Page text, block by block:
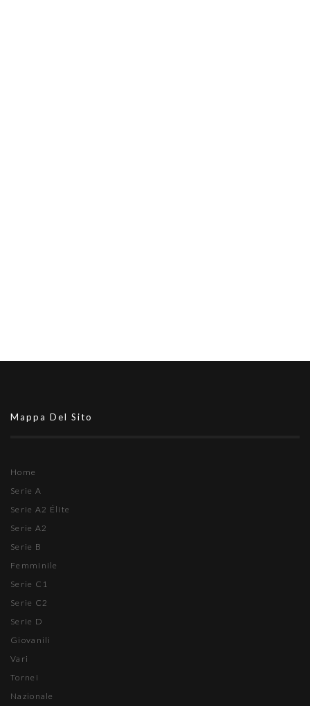
Mappa Del Sito
Home
Serie A
Serie A2 Élite
Serie A2
Serie B
Femminile
Serie C1
Serie C2
Serie D
Giovanili
Vari
Tornei
Nazionale